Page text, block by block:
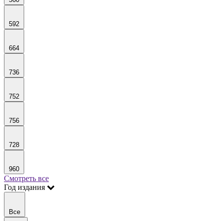
592
664
736
752
756
728
960
Смотреть все
Год издания
Все